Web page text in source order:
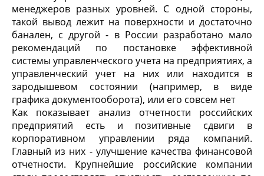
менеджеров разных уровней. С одной стороны,
такой вывод лежит на поверхности и достаточно
банален, с другой - в России разработано мало
рекомендаций по постановке эффективной
системы управленческого учета на предприятиях, а
управленческий учет на них или находится в
зародышевом состоянии (например, в виде
графика документооборота), или его совсем нет
Как показывает анализ отчетности российских
предприятий есть и позитивные сдвиги в
корпоративном управлении ряда компаний.
Главный из них - улучшение качества финансовой
отчетности. Крупнейшие российские компании